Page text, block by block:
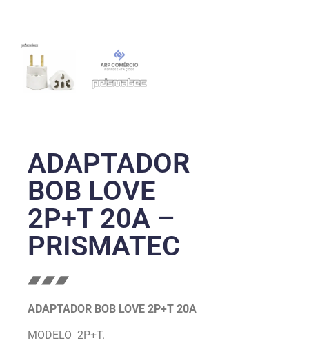
ADAPTADOR
BOB LOVE
2P+T 20A –
PRISMATEC
ADAPTADOR BOB LOVE 2P+T 20A
MODELO 2P+T.